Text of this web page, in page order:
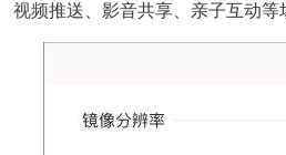
视频推送、影音共享、亲子互动等